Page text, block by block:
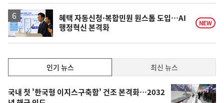
혜택 자동신청·복합민원 원스톱 도입…AI
행정혁신 본격화
NEW
인
기,
최
인기 뉴스 최신 뉴스
인
기
국내 첫 '한국형 이지스구축함' 건조 본격화…2032